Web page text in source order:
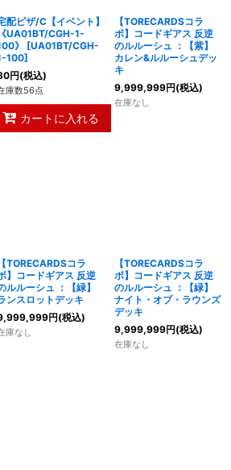
配ピザ/C【イベント】
《UA01BT/CGH-1-
》
[UA01BT/CGH-
100]
円(税込)
庫数56点
カートに入れる
【TORECARDSコラ
ボ】コードギアス 反逆
のルルーシュ ：【紫】
カレン&ルルーシュデッ
キ
9,999,999円(税込)
在庫なし
【TORECARDSコラ
】コードギアス 反逆
ルルーシュ ：【緑】
ンスロットデッキ
円(税込)
庫なし
【TORECARDSコラ
ボ】コードギアス 反逆
のルルーシュ ：【緑】
ナイト・オブ・ラウンズ
デッキ
9,999,999円(税込)
在庫なし